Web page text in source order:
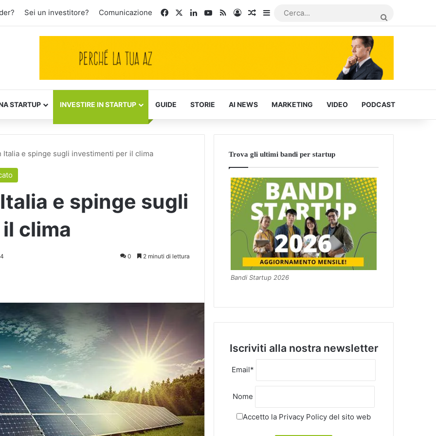
Sei un investitore? Comunicazione FacebookLinkedInYou Tube
RSSAccediArticoli Casuali
Barra laterale
STARTUP INVESTIRE IN STARTUP GUIDE STORIE AI NEWS MARKETING VIDEO PODCAST
Italia e spinge sugli investimenti per il clima
e spinge sugli
clima
0 2 minuti di lettura
Trova gli ultimi bandi per startup
Bandi Startup 2026
Iscriviti alla nostra newsletter
Email*
Nome
Accetto la Privacy Policy del sito web